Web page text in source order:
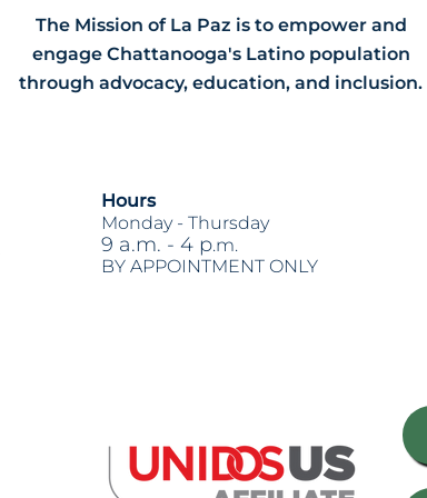
The Mission of La Paz is to empower and
engage Chattanooga's Latino population
through advocacy, education, and inclusion.
Hours
Monday - Thursday
9 a.m. - 4 p.m.
BY APPOINTMENT ONLY